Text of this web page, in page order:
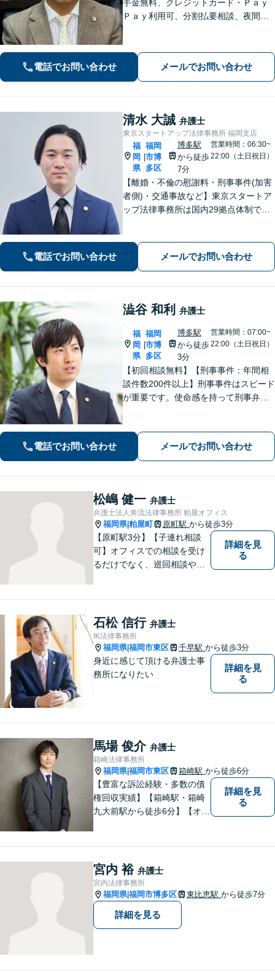
手金無料、クレジットカード・Ｐａｙ
Ｐａｙ利用可、分割払要相談、夜間・
婚、相続、後見、交通事故、借金、労
働、民事全般取扱い
電話でお問い合わせ メールでお問い合わせ
清水 大誠 弁護士
東京スタートアップ法律事務所 福岡支店
福
岡
県
福岡
市博
多区
博多駅
から徒歩
7分
営業時間：06:30~
22:00（土日祝日）
【離婚・不倫の慰謝料・刑事事件(加害
者側)・交通事故など】東京スタートア
ップ法律事務所は国内29拠点体制で全
専門性の高い弁護士が寄り添い解決を
サポートします。
電話でお問い合わせ メールでお問い合わせ
澁谷 和利 弁護士
福
岡
県
福岡
市博
多区
博多駅
から徒歩
3分
営業時間：07:00~
22:00（土日祝日）
【初回相談無料】【刑事事件：年間相
談件数200件以上】刑事事件はスピード
が重要です。使命感を持って刑事弁護
対応可能：通訳を介さず英語で直接サ
電話でお問い合わせ メールでお問い合わせ
松嶋 健一 弁護士
弁護士法人奔流法律事務所 粕屋オフィス
福岡県|粕屋町 原町駅 から徒歩3分
【原町駅3分】【子連れ相談
可】オフィスでの相談を受け
るだけでなく、巡回相談や出
に対応しております。安心し
てお任せください。
詳細を見
る
石松 信行 弁護士
IK法律事務所
福岡県|福岡市東区 千早駅 から徒歩3分
身近に感じて頂ける弁護士事
務所になりたい
詳細を見
る
馬場 俊介 弁護士
箱崎法律事務所
福岡県|福岡市東区 箱崎駅 から徒歩6分
【豊富な訴訟経験・多数の債
権回収実績】【箱崎駅・箱崎
九大前駅から徒歩6分】【オン
ビジネス上の法的課題まで、
各種法律相談、訴訟・債権回
収等のご依頼を承っておりま
す。
詳細を見
る
宮内 裕 弁護士
宮内法律事務所
福岡県|福岡市博多区 東比恵駅 から徒歩7分
詳細を見る